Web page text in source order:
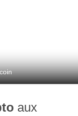
aux